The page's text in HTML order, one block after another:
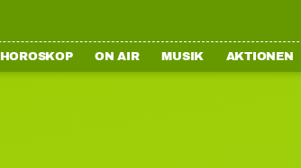
HOROSKOP ON AIR MUSIK AKTIONEN